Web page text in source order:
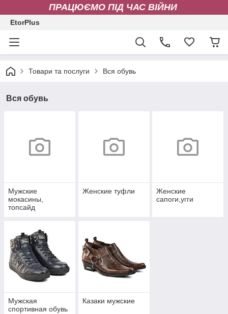
ПРАЦЮЄМО ПІД ЧАС ВІЙНИ
EtorPlus
Товари та послуги Вся обувь
Вся обувь
Мужские
мокасины,
топсайд
Женские туфли
Женские
сапоги,угги
Мужская
спортивная обувь
Казаки мужские